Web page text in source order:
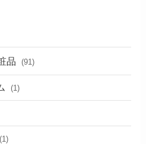
品 (91)
(1)
(1)